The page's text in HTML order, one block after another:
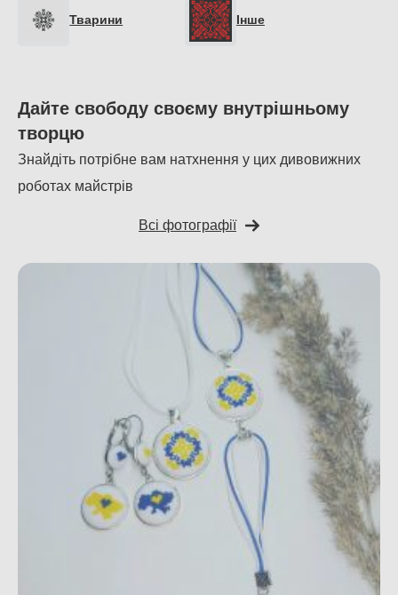
Тварини Інше
Дайте свободу своєму внутрішньому
творцю
Знайдіть потрібне вам натхнення у цих дивовижних
роботах майстрів
Всі фотографії